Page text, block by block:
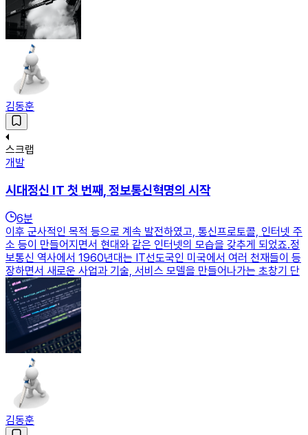
김동훈
스크랩
개발
시대정신 IT 첫 번째, 정보통신혁명의 시작
6분
이후 군사적인 목적 등으로 계속 발전하였고, 통신프로토콜, 인터넷 주
소 등이 만들어지면서 현대와 같은 인터넷의 모습을 갖추게 되었죠.정
보통신 역사에서 1960년대는 IT선도국인 미국에서 여러 천재들이 등
장하면서 새로운 사업과 기술, 서비스 모델을 만들어나가는 초창기 단
김동훈